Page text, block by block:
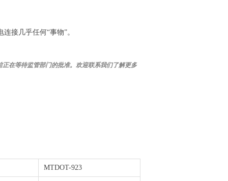
接几乎任何“事物”。
在等待监管部门的批准。欢迎联系我们了解更多
MTDOT-923